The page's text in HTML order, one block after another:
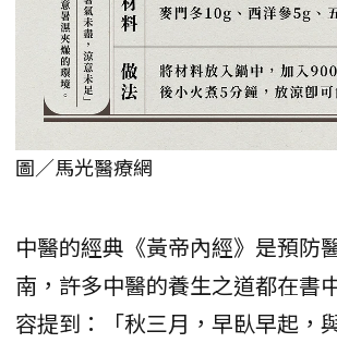
圖／馬光醫療網
中醫的經典《黃帝內經》是預防
南，許多中醫的養生之道都在書
容提到：「秋三月，早臥早起，